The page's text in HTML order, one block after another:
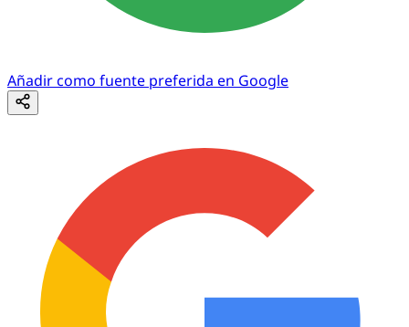
Añadir como fuente preferida en Google